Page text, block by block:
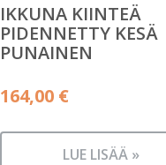
IKKUNA KIINTEÄ
PIDENNETTY KESÄ
PUNAINEN
164,00 €
LUE LISÄÄ »